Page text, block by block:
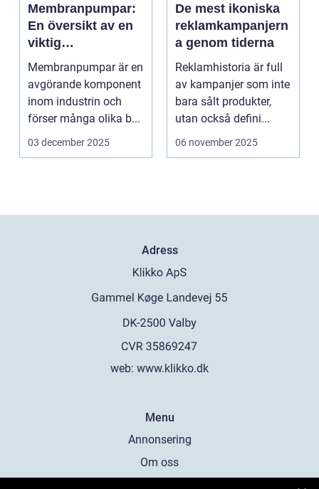
Membranpumpar:
En översikt av en
viktig
pumpningskompo
nent
Membranpumpar är en
avgörande komponent
inom industrin och
förser många olika b...
03 december 2025
De mest ikoniska
reklamkampanjern
a genom tiderna
Reklamhistoria är full
av kampanjer som inte
bara sålt produkter,
utan också defini...
06 november 2025
Adress
web: www.klikko.dk
Menu
Annonsering
Om oss